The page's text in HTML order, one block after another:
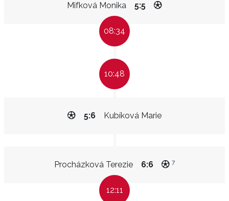
Mifková Monika 5:5
08:34
10:48
Kubíková Marie
5:6
Procházková Terezie 6:6 7
12:11